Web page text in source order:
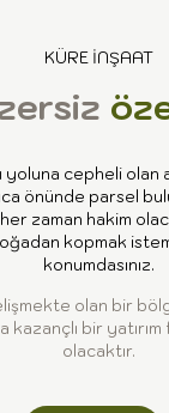
KÜRE İNŞAAT
yoluna cepheli olan
önünde parsel
her zaman hakim
kopmak
konumdasınız.
olan bir
kazançlı bir
olacaktır.